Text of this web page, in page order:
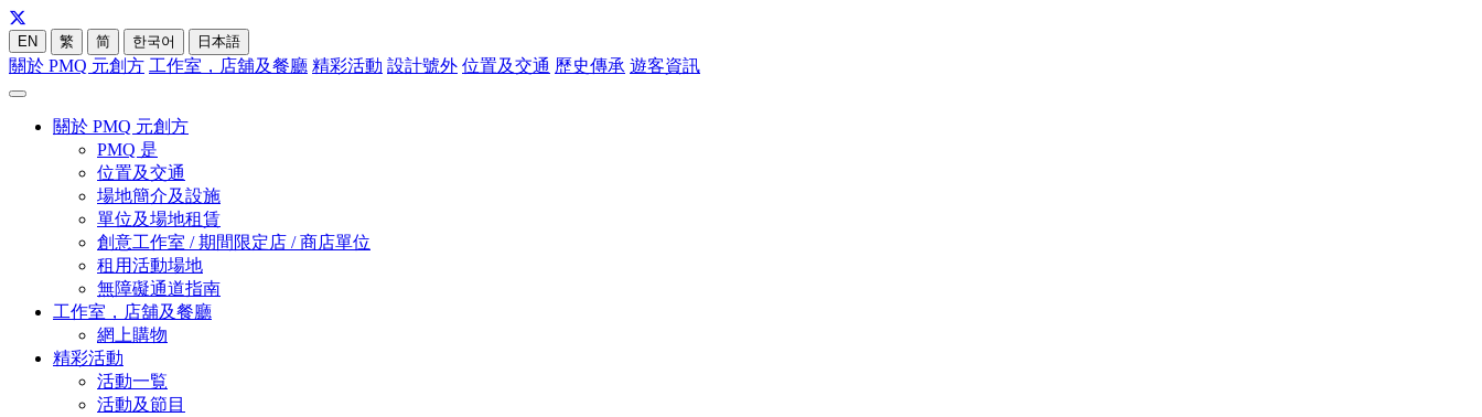
EN 繁 简 한국어 日本語
關於 PMQ 元創方 工作室，店舖及餐廳 精彩活動 設計號外 位置及交通 歷史傳承 遊客資訊
關於 PMQ 元創方
PMQ 是
位置及交通
場地簡介及設施
單位及場地租賃
創意工作室 / 期間限定店 / 商店單位
租用活動場地
無障礙通道指南
工作室，店舖及餐廳
網上購物
精彩活動
活動一覧
活動及節目